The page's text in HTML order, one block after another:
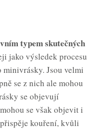
typem skutečných
jako výsledek procesu
minivrásky. Jsou velmi
se z nich ale mohou
se objevují
mohou se však objevit i
kouření, kvůli